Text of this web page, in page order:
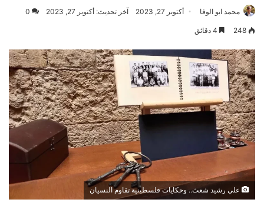
محمد ابو الوفا أكتوبر 27, 2023 آخر تحديث: أكتوبر 27, 2023 0
248
علي رشيد شعث.. وحكايات فلسطينية تقاوم النسيان